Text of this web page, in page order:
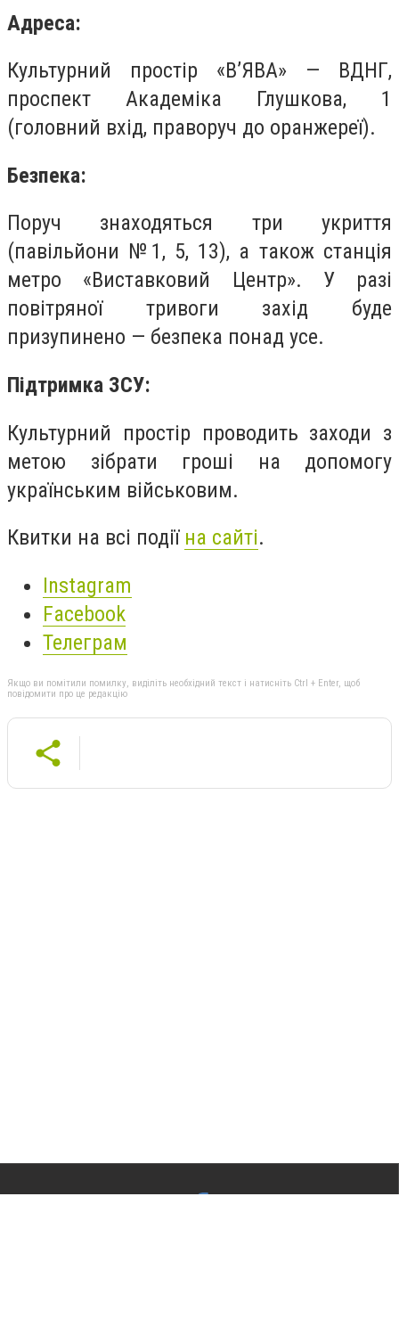
Адреса:
Культурний простір «В’ЯВА» — ВДНГ,
проспект Академіка Глушкова, 1
(головний вхід, праворуч до оранжереї).
Безпека:
Поруч знаходяться три укриття
(павільйони №1, 5, 13), а також станція
метро «Виставковий Центр». У разі
повітряної тривоги захід буде
призупинено — безпека понад усе.
Підтримка ЗСУ:
Культурний простір проводить заходи з
метою зібрати гроші на допомогу
українським військовим.
Квитки на всі події на сайті.
Instagram
Facebook
Телеграм
Якщо ви помітили помилку, виділіть необхідний текст і натисніть Ctrl + Enter, щоб
повідомити про це редакцію